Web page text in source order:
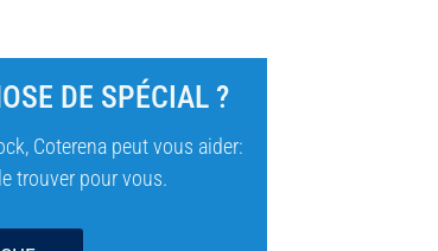
DE SPÉCIAL ?
Coterena peut vous aider:
trouver pour vous.